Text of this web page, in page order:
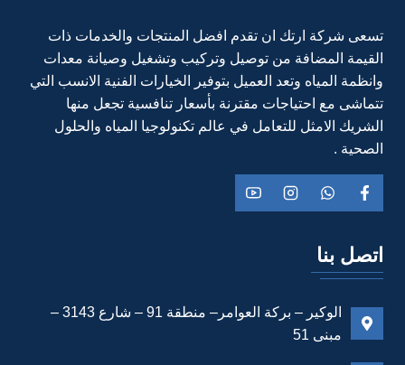
تسعى شركة ارتك ان تقدم افضل المنتجات والخدمات ذات
القيمة المضافة من توصيل وتركيب وتشغيل وصيانة معدات
وانظمة المياه وتعد العميل بتوفير الخيارات الفنية الانسب التي
تتماشى مع احتياجات مقترنة بأسعار تنافسية تجعل منها
الشريك الامثل للتعامل في عالم تكنولوجيا المياه والحلول
الصحية .
اتصل بنا
الوكير – بركة العوامر– منطقة 91 – شارع 3143 –
مبنى 51